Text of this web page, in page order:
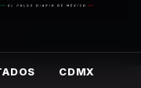
CDMX